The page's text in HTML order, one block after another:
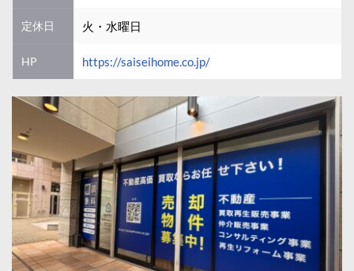
定休日 火・水曜日
HP https://saiseihome.co.jp/